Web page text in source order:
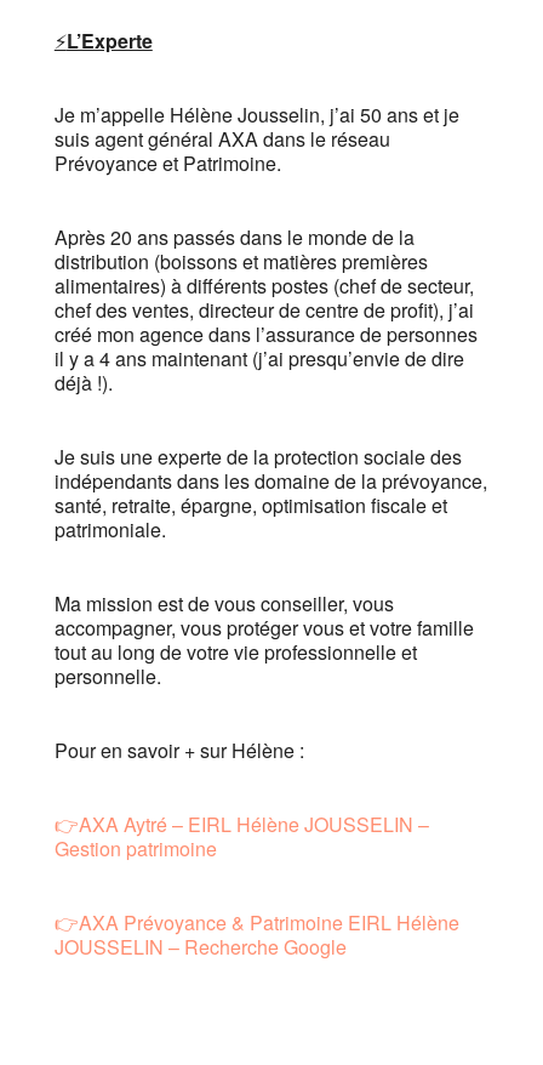
⚡️L’Experte
Je m’appelle Hélène Jousselin, j’ai 50 ans et je
suis agent général AXA dans le réseau
Prévoyance et Patrimoine.
Après 20 ans passés dans le monde de la
distribution (boissons et matières premières
alimentaires) à différents postes (chef de secteur,
chef des ventes, directeur de centre de profit), j’ai
créé mon agence dans l’assurance de personnes
il y a 4 ans maintenant (j’ai presqu’envie de dire
déjà !).
Je suis une experte de la protection sociale des
indépendants dans les domaine de la prévoyance,
santé, retraite, épargne, optimisation fiscale et
patrimoniale.
Ma mission est de vous conseiller, vous
accompagner, vous protéger vous et votre famille
tout au long de votre vie professionnelle et
personnelle.
Pour en savoir + sur Hélène :
👉AXA Aytré – EIRL Hélène JOUSSELIN –
Gestion patrimoine
👉AXA Prévoyance & Patrimoine EIRL Hélène
JOUSSELIN – Recherche Google